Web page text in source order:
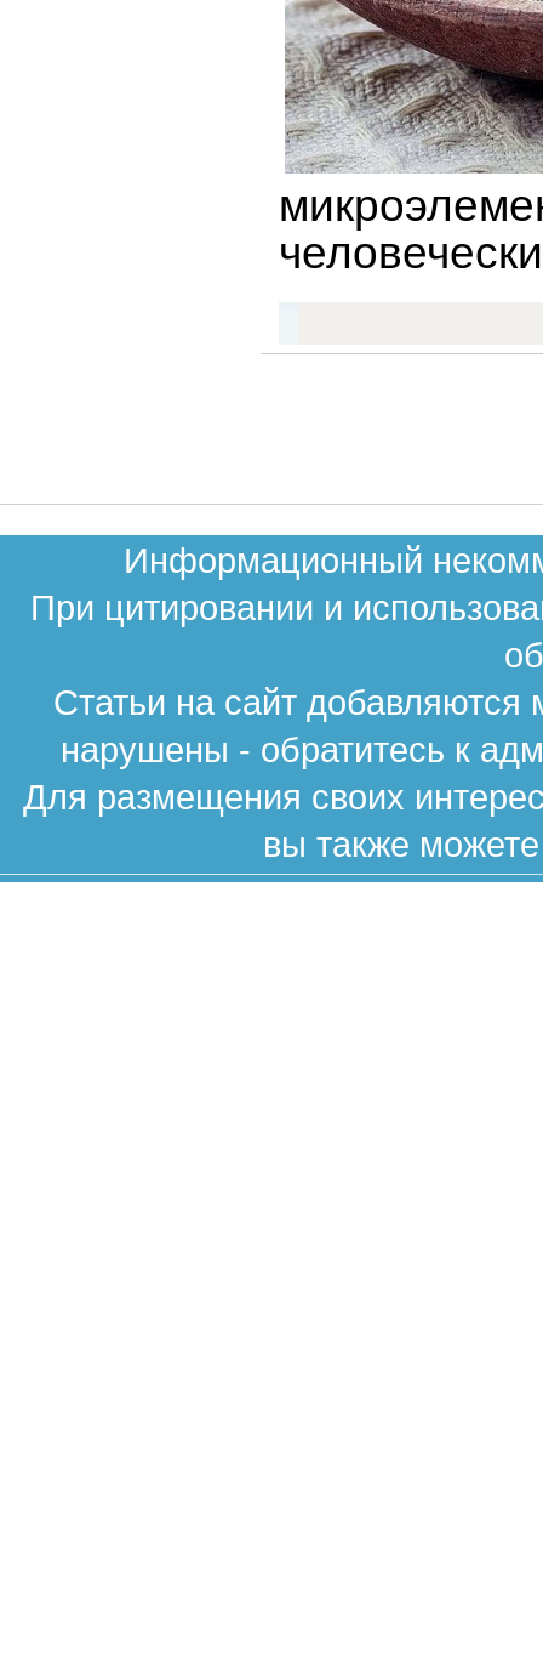
Информационный
При цитировании и
Статьи на сайт
нарушены - обратитесь к
Для размещения своих
вы также